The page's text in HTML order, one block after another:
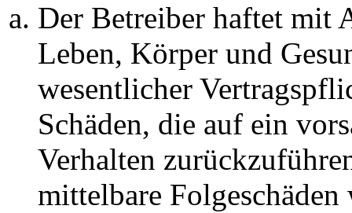
Der Betreiber haftet mit
Leben, Körper und
wesentlicher
Schäden, die auf ein
Verhalten
mittelbare Folgeschäden